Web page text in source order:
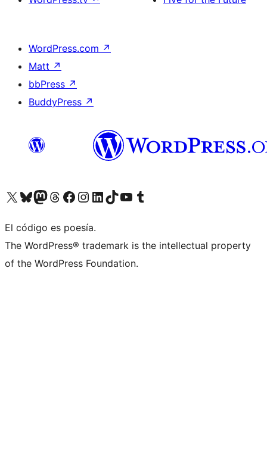
WordPress.com ↗
Matt ↗
bbPress ↗
BuddyPress ↗
Visita nuestra cuenta de X (anteriormente Twitter)
Visita nuestra cuenta de Bluesky
Visita nuestra cuenta de Mastodon
Visita nuestra cuenta de Threads
Visita nuestra página de Facebook
Visita nuestra cuenta de Instagram
Visita nuestra cuenta de LinkedIn
Visita nuestra cuenta de TikTok
Visita nuestro canal de YouTube
Visita nuestra cuenta de Tumblr
El código es poesía.
The WordPress® trademark is the intellectual property
of the WordPress Foundation.